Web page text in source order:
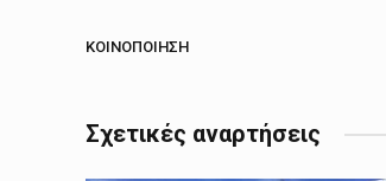
ΚΟΙΝΟΠΟΊΗΣΗ
Σχετικές αναρτήσεις